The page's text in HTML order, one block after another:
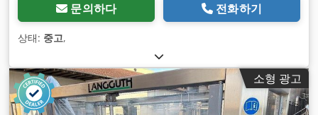
문의하다 전화하기
상태: 중고,
소형 광고